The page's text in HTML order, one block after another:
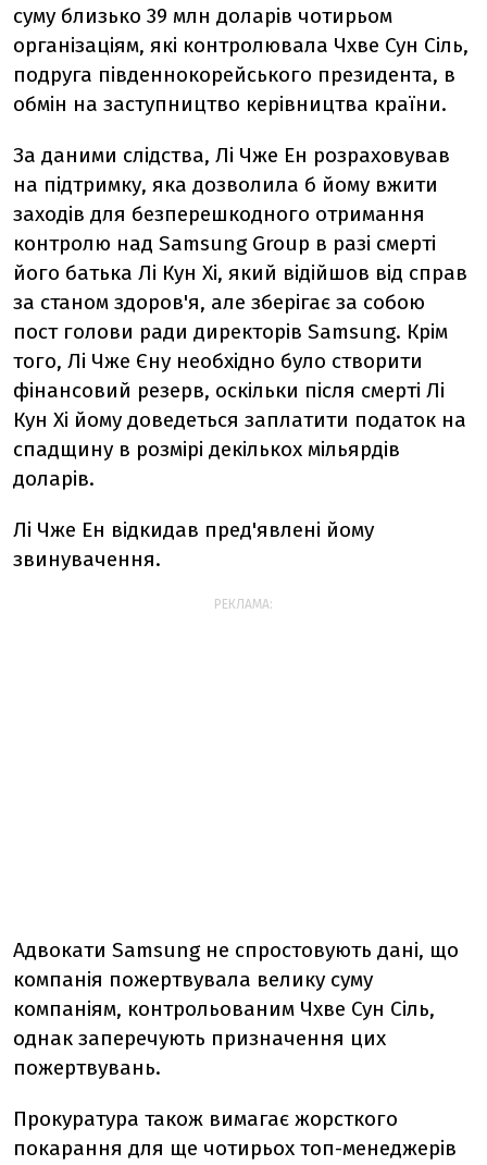
суму близько 39 млн доларів чотирьом
організаціям, які контролювала Чхве Сун Сіль,
подруга південнокорейського президента, в
обмін на заступництво керівництва країни.
За даними слідства, Лі Чже Ен розраховував
на підтримку, яка дозволила б йому вжити
заходів для безперешкодного отримання
контролю над Samsung Group в разі смерті
його батька Лі Кун Хі, який відійшов від справ
за станом здоров'я, але зберігає за собою
пост голови ради директорів Samsung. Крім
того, Лі Чже Єну необхідно було створити
фінансовий резерв, оскільки після смерті Лі
Кун Хі йому доведеться заплатити податок на
спадщину в розмірі декількох мільярдів
доларів.
Лі Чже Ен відкидав пред'явлені йому
звинувачення.
РЕКЛАМА:
Адвокати Samsung не спростовують дані, що
компанія пожертвувала велику суму
компаніям, контрольованим Чхве Сун Сіль,
однак заперечують призначення цих
пожертвувань.
Прокуратура також вимагає жорсткого
покарання для ще чотирьох топ-менеджерів